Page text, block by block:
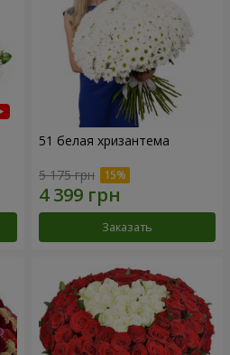
51 белая хризантема
5 175 грн
Заказать